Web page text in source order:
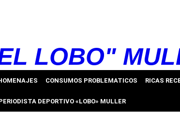
LOBO"
CONSUMOS PROBLEMATICOS RICAS
DEPORTIVO «LOBO» MULLER